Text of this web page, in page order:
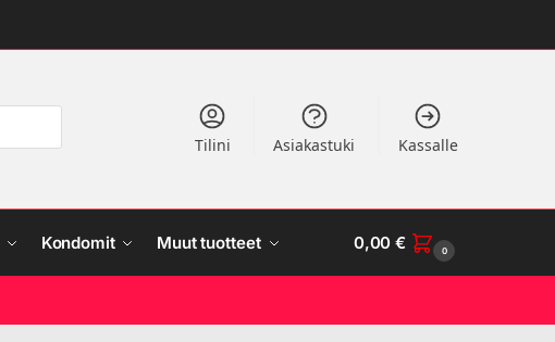
Tilini Asiakastuki Kassalle
Kondomit Muut tuotteet 0,00€ 0